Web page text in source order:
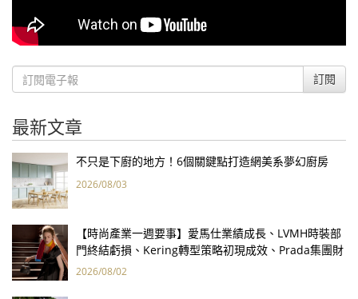
訂閱
最新文章
不只是下廚的地方！6個關鍵點打造網美系夢幻廚房
2026/08/03
【時尚產業一週要事】愛馬仕業績成長、LVMH時裝部
門終結虧損、Kering轉型策略初現成效、Prada集團財
報亮眼
2026/08/02